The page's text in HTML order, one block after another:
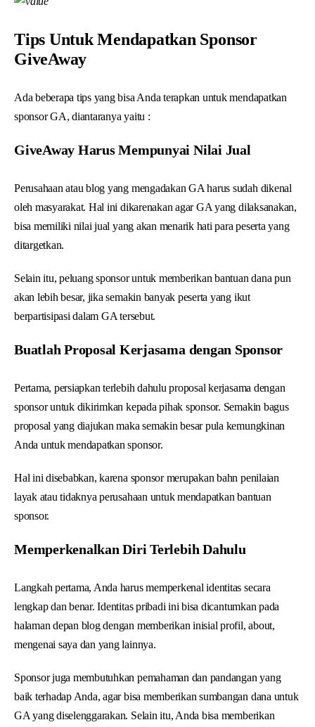
Tips Untuk Mendapatkan Sponsor
GiveAway
Ada beberapa tips yang bisa Anda terapkan untuk mendapatkan
sponsor GA, diantaranya yaitu :
GiveAway Harus Mempunyai Nilai Jual
Perusahaan atau blog yang mengadakan GA harus sudah dikenal
oleh masyarakat. Hal ini dikarenakan agar GA yang dilaksanakan,
bisa memiliki nilai jual yang akan menarik hati para peserta yang
ditargetkan.
Selain itu, peluang sponsor untuk memberikan bantuan dana pun
akan lebih besar, jika semakin banyak peserta yang ikut
berpartisipasi dalam GA tersebut.
Buatlah Proposal Kerjasama dengan Sponsor
Pertama, persiapkan terlebih dahulu proposal kerjasama dengan
sponsor untuk dikirimkan kepada pihak sponsor. Semakin bagus
proposal yang diajukan maka semakin besar pula kemungkinan
Anda untuk mendapatkan sponsor.
Hal ini disebabkan, karena sponsor merupakan bahn penilaian
layak atau tidaknya perusahaan untuk mendapatkan bantuan
sponsor.
Memperkenalkan Diri Terlebih Dahulu
Langkah pertama, Anda harus memperkenal identitas secara
lengkap dan benar. Identitas pribadi ini bisa dicantumkan pada
halaman depan blog dengan memberikan inisial profil, about,
mengenai saya dan yang lainnya.
Sponsor juga membutuhkan pemahaman dan pandangan yang
baik terhadap Anda, agar bisa memberikan sumbangan dana untuk
GA yang diselenggarakan. Selain itu, Anda bisa memberikan